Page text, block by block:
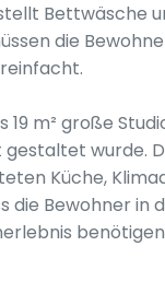
Bettwäsche
die
m² große
wurde.
Küche,
Bewohner in